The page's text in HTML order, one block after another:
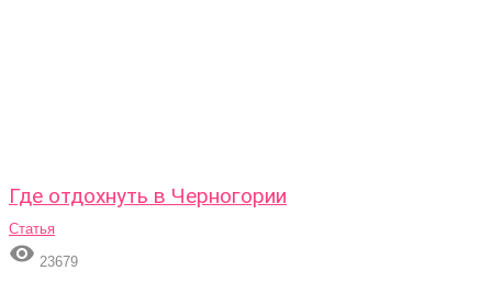
Где отдохнуть в Черногории
Статья
 23679